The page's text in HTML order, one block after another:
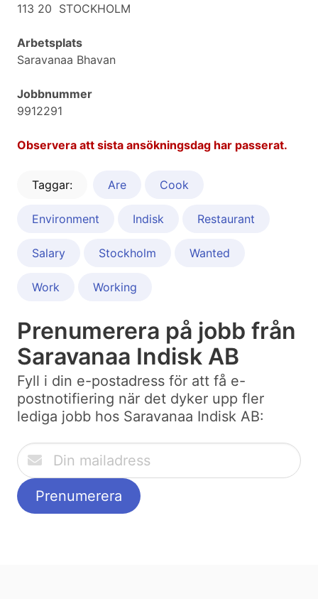
113 20 STOCKHOLM
Arbetsplats
Saravanaa Bhavan
Jobbnummer
9912291
Observera att sista ansökningsdag har passerat.
Taggar: Are Cook
Environment Indisk Restaurant
Salary Stockholm Wanted
Work Working
Prenumerera på jobb från
Saravanaa Indisk AB
Fyll i din e-postadress för att få e-
postnotifiering när det dyker upp fler
lediga jobb hos Saravanaa Indisk AB: